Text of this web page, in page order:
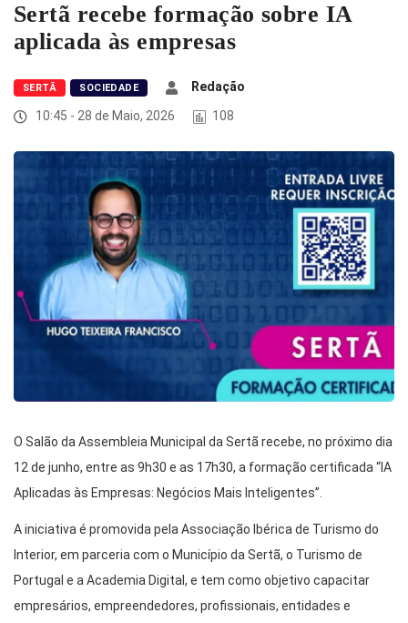
Sertã recebe formação sobre IA
aplicada às empresas
SERTÃ SOCIEDADE
Redação
10:45 - 28 de Maio, 2026
108
O Salão da Assembleia Municipal da Sertã recebe, no próximo dia
12 de junho, entre as 9h30 e as 17h30, a formação certificada “IA
Aplicadas às Empresas: Negócios Mais Inteligentes”.
A iniciativa é promovida pela Associação Ibérica de Turismo do
Interior, em parceria com o Município da Sertã, o Turismo de
Portugal e a Academia Digital, e tem como objetivo capacitar
empresários, empreendedores, profissionais, entidades e